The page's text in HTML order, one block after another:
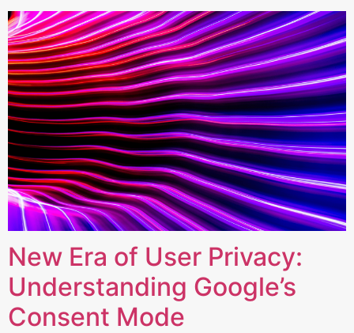
New Era of User Privacy:
Understanding Google’s
Consent Mode